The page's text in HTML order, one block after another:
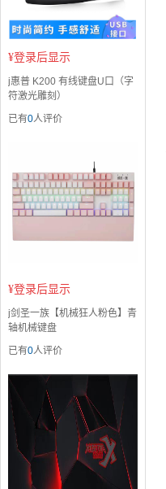
¥登录后显示
j惠普 K200 有线键盘U口（字
符激光雕刻）
已有0人评价
¥登录后显示
j剑圣一族【机械狂人粉色】青
轴机械键盘
已有0人评价